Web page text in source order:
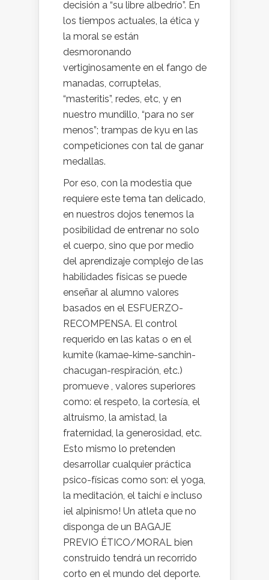
decisión a “su libre albedrío”. En
los tiempos actuales, la ética y
la moral se están
desmoronando
vertiginosamente en el fango de
manadas, corruptelas,
“masteritis”, redes, etc, y en
nuestro mundillo, “para no ser
menos”; trampas de kyu en las
competiciones con tal de ganar
medallas.
Por eso, con la modestia que
requiere este tema tan delicado,
en nuestros dojos tenemos la
posibilidad de entrenar no solo
el cuerpo, sino que por medio
del aprendizaje complejo de las
habilidades físicas se puede
enseñar al alumno valores
basados en el ESFUERZO-
RECOMPENSA. El control
requerido en las katas o en el
kumite (kamae-kime-sanchin-
chacugan-respiración, etc.)
promueve , valores superiores
como: el respeto, la cortesía, el
altruismo, la amistad, la
fraternidad, la generosidad, etc.
Esto mismo lo pretenden
desarrollar cualquier práctica
psico-físicas como son: el yoga,
la meditación, el taichí e incluso
¡el alpinismo! Un atleta que no
disponga de un BAGAJE
PREVIO ÉTICO/MORAL bien
construido tendrá un recorrido
corto en el mundo del deporte.